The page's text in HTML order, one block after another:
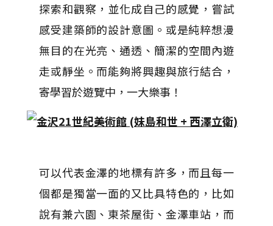
探索和觀察，並化成自己的感覺，嘗試
感受建築師的設計意圖。或是純粹想漫
無目的在光亮、通透、簡潔的空間內遊
走或靜坐。而能夠將興趣與旅行結合，
寄學習於遊覽中，一大樂事！
可以代表金澤的地標有許多，而且每一
個都是獨當一面的又比具特色的，比如
說有兼六園、東茶屋街、金澤車站，而